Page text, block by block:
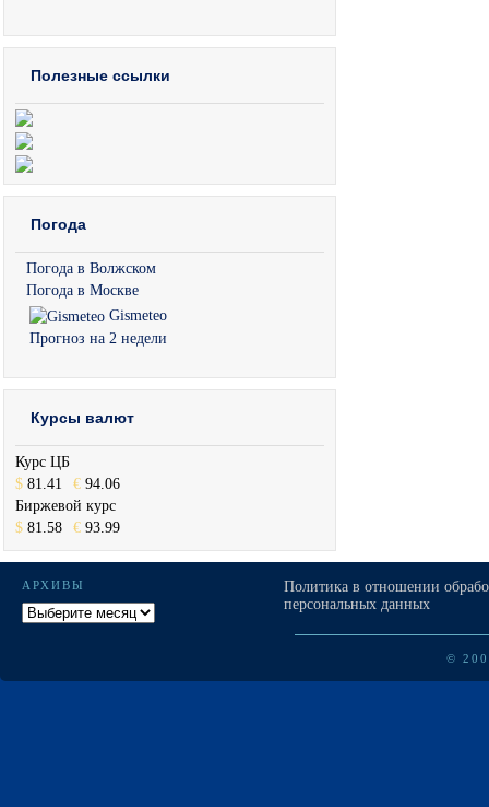
Полезные ссылки
Погода
Погода в Волжском
Погода в Москве
Gismeteo
Прогноз на 2 недели
Курсы валют
Курс ЦБ
$ 81.41 € 94.06
Биржевой курс
$ 81.58 € 93.99
АРХИВЫ
Архивы
Политика в отношении
персональных данных
©